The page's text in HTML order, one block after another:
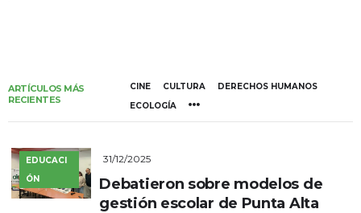
ARTÍCULOS MÁS
RECIENTES
CINE CULTURA
DERECHOS HUMANOS
ECOLOGÍA
EDUCACI
ÓN
31/12/2025
Debatieron sobre modelos de
gestión escolar de Punta Alta